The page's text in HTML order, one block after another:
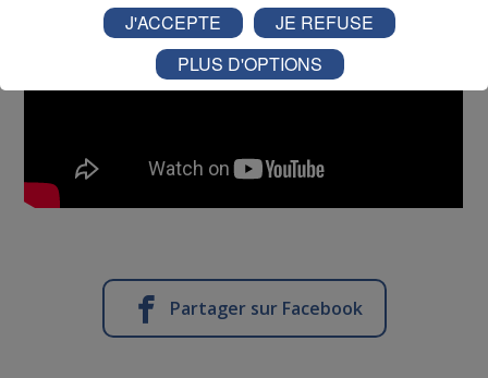
Partager sur Facebook
J'ACCEPTE
JE REFUSE
PLUS D'OPTIONS